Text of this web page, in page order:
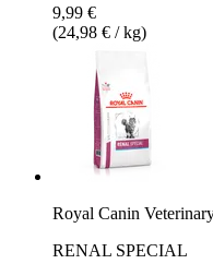
9,99 €
(24,98 € / kg)
Royal Canin
RENAL SPECIAL